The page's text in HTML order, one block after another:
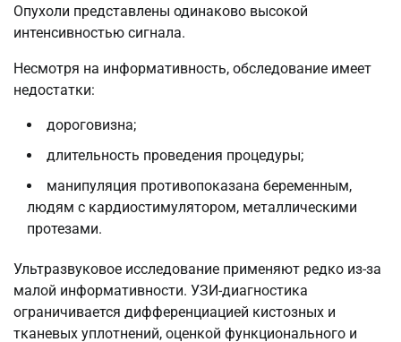
Опухоли представлены одинаково высокой
интенсивностью сигнала.
Несмотря на информативность, обследование имеет
недостатки:
дороговизна;
длительность проведения процедуры;
манипуляция противопоказана беременным,
людям с кардиостимулятором, металлическими
протезами.
Ультразвуковое исследование применяют редко из-за
малой информативности. УЗИ-диагностика
ограничивается дифференциацией кистозных и
тканевых уплотнений, оценкой функционального и